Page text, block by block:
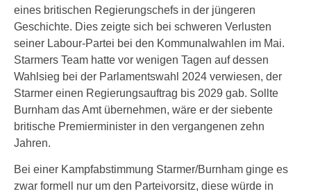
eines britischen Regierungschefs in der jüngeren
Geschichte. Dies zeigte sich bei schweren Verlusten
seiner Labour-Partei bei den Kommunalwahlen im Mai.
Starmers Team hatte vor wenigen Tagen auf dessen
Wahlsieg bei der Parlamentswahl 2024 verwiesen, der
Starmer einen Regierungsauftrag bis 2029 gab. Sollte
Burnham das Amt übernehmen, wäre er der siebente
britische Premierminister in den vergangenen zehn
Jahren.
Bei einer Kampfabstimmung Starmer/Burnham ginge es
zwar formell nur um den Parteivorsitz, diese würde in